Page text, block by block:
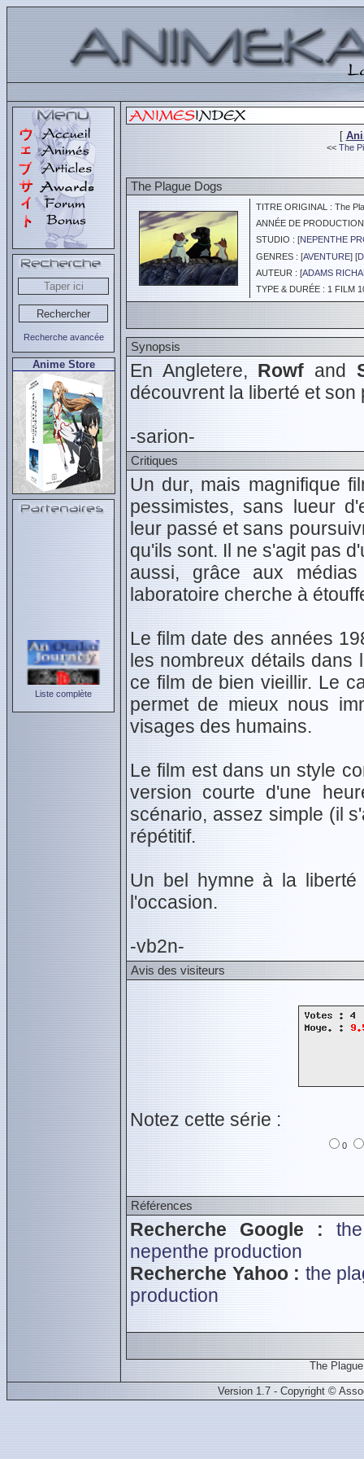
Recherche avancée
Anime Store
Liste complète
[
<< The
The Plague Dogs
TITRE ORIGINAL : The
ANNÉE DE
STUDIO : [NEPENTHE
GENRES : [AVENTURE] [
AUTEUR : [ADAMS
TYPE & DURÉE : 1 FILM
Synopsis
En Angletere, Rowf and
découvrent la liberté et
-sarion-
Critiques
Un dur, mais magnifique
pessimistes, sans lueur
leur passé et sans
qu'ils sont. Il ne s'agit pas
aussi, grâce aux
laboratoire cherche à
Le film date des années
les nombreux détails dans
ce film de bien vieillir. Le
permet de mieux nous
visages des humains.
Le film est dans un style
version courte d'une
scénario, assez simple (il
répétitif.
Un bel hymne à la
l'occasion.
-vb2n-
Avis des visiteurs
Notez cette série :
0
Références
Recherche Google :
nepenthe production
Recherche Yahoo : the
production
The
Version 1.7 - Copyright ©